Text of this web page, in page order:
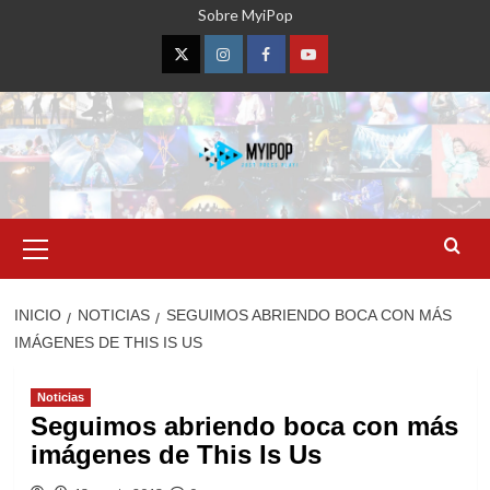
Sobre MyiPop
TwitterInstagramFacebookYouTube
primario
INICIO NOTICIAS
SEGUIMOS ABRIENDO BOCA CON MÁS
IMÁGENES DE THIS IS US
Noticias
Seguimos abriendo boca con más
imágenes de This Is Us